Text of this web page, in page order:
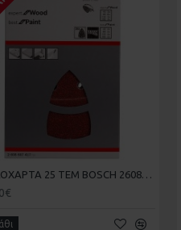
ΓΥΑΛΟΧΑΡΤΑ 25 ΤΕΜ BOSCH 2608607417-720 102X62X93mm